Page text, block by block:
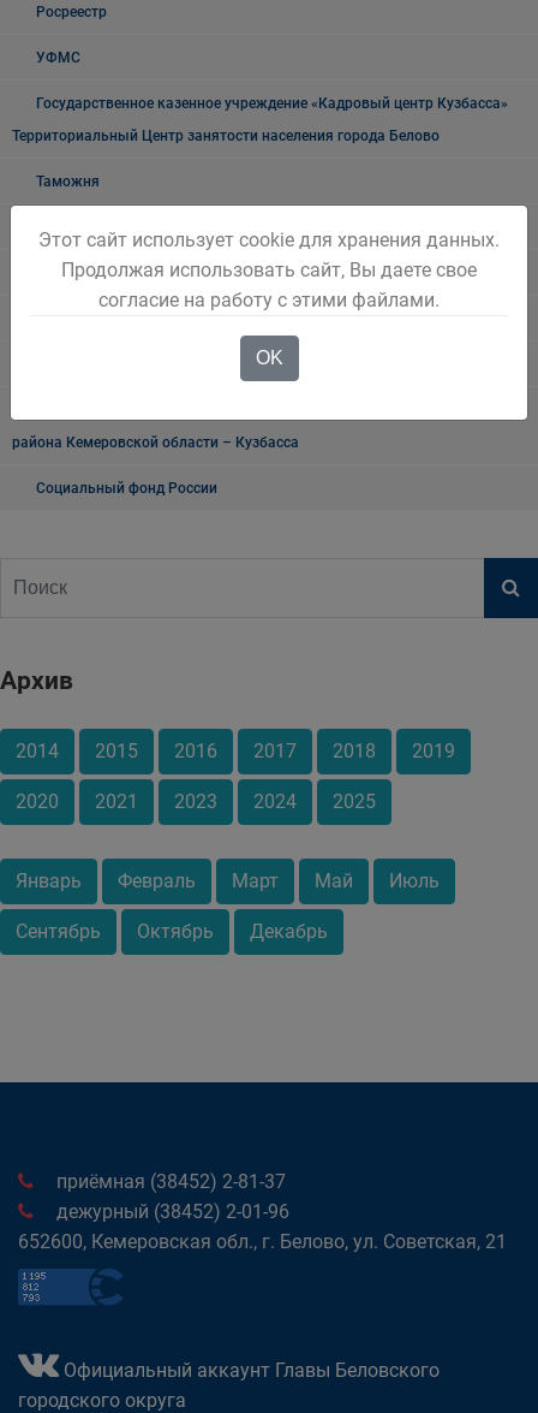
Росреестр
УФМС
Государственное казенное учреждение «Кадровый центр Кузбасса»
Территориальный Центр занятости населения города Белово
Таможня
"Мои документы" г. Белово
Транспортная прокуратура информирует
района Кемеровской области – Кузбасса
Социальный фонд России
Архив
2014 2015 2016 2017 2018 2019
2020 2021 2023 2024 2025
Январь Февраль Март Май Июль
Сентябрь Октябрь Декабрь
приёмная (38452) 2-81-37
дежурный (38452) 2-01-96
652600, Кемеровская обл., г. Белово, ул. Советская, 21
Официальный аккаунт Главы Беловского
городского округа
Этот сайт использует cookie для хранения данных.
Продолжая использовать сайт, Вы даете свое
согласие на работу с этими файлами.
OK